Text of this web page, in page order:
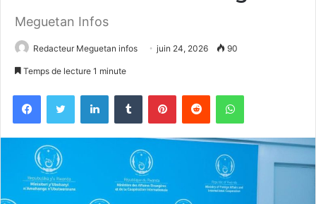
Meguetan Infos
Redacteur Meguetan infos juin 24, 2026 90
Temps de lecture 1 minute